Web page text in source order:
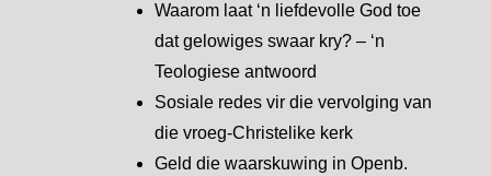
Waarom laat ‘n liefdevolle God toe
dat gelowiges swaar kry? – ‘n
Teologiese antwoord
Sosiale redes vir die vervolging van
die vroeg-Christelike kerk
Geld die waarskuwing in Openb.